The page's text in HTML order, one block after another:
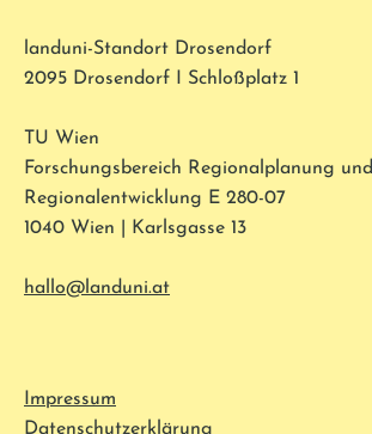
landuni-Standort Drosendorf
2095 Drosendorf I Schloßplatz 1
TU Wien
Forschungsbereich Regionalplanung und
Regionalentwicklung E 280-07
1040 Wien | Karlsgasse 13
hallo@landuni.at
Impressum
Datenschutzerklärung